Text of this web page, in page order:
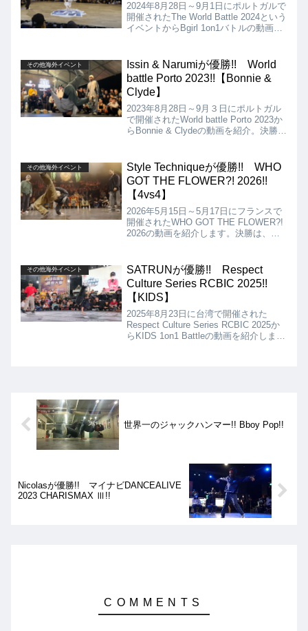
2024年8月28日～9月1日にポルトガルで
開催されたThe World Battle 2024という
イベントからBgirl 1on1バトルの動画を
が優勝となりました!!
その他海外イベント
Issin & Narumiが優勝!! World
battle Porto 2023!!【Bonnie &
Clyde】
2023年8月28日～9月３日にポルトガル
で開催されたWorld battle Porto 2023か
らBonnie & Clydeの動画を紹介。決勝
その他海外イベント
Style Techniqueが優勝!! WHO
GOT THE FLOWER?! 2026!!
【4vs4】
2026年5月15日～5月17日にフランスで
開催されたWHO GOT THE FLOWER?!
2026の動画を紹介します。決勝は、
その他海外イベント
SATRUNが優勝!! Respect
Culture Series RCBIC 2025!!
【KIDS】
2025年8月23日に台湾で開催された
Respect Culture Series RCBIC 2025か
らKIDS 1on1 Battleの動画を紹介しま
世界一のジャックハンマー!! Bboy Pop!!
Nicolasが優勝!! マイナビDANCEALIVE
2023 CHARISMAX Ⅲ!!